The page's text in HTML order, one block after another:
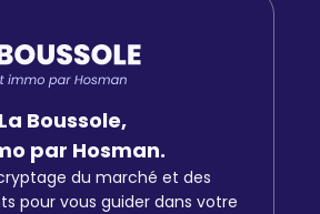
Boussole,
par Hosman.
du marché et des
pour vous guider dans votre